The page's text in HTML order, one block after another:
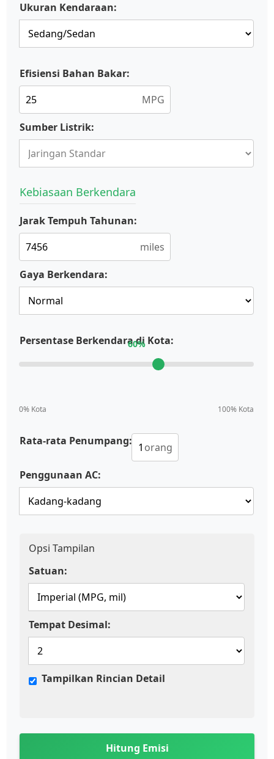
Ukuran Kendaraan:
Efisiensi Bahan Bakar:
MPG
Sumber Listrik:
Kebiasaan Berkendara
Jarak Tempuh Tahunan:
miles
Gaya Berkendara:
Persentase Berkendara di Kota:
60%
0% Kota 100% Kota
Rata-rata Penumpang: orang
Penggunaan AC:
Opsi Tampilan
Satuan:
Tempat Desimal:
Tampilkan Rincian Detail
Hitung Emisi